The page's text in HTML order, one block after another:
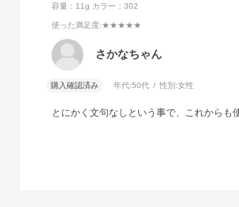
容量：11g カラー：302
使った満足度:★★★★★
さかなちゃん
購入確認済み 年代:50代 性別:女性
とにかく文句なしという事で、これからも